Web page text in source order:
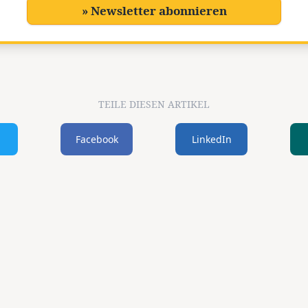
» Newsletter abonnieren
TEILE DIESEN ARTIKEL
Facebook LinkedIn